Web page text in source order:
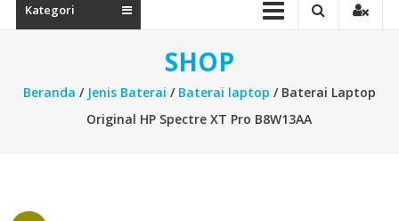
Kategori
SHOP
Beranda / Jenis Baterai / Baterai laptop / Baterai Laptop
Original HP Spectre XT Pro B8W13AA